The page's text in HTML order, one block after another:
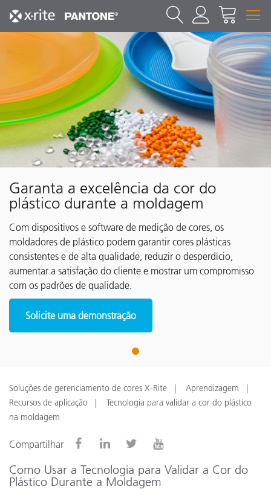
Garanta a excelência da cor do
plástico durante a moldagem
Com dispositivos e software de medição de cores, os
moldadores de plástico podem garantir cores plásticas
consistentes e de alta qualidade, reduzir o desperdício,
aumentar a satisfação do cliente e mostrar um compromisso
com os padrões de qualidade.
Solicite uma demonstração
1
Soluções de gerenciamento de cores X-Rite
Aprendizagem
Recursos de aplicação
Tecnologia para validar a cor do plástico
na moldagem
Compartilhar
Como Usar a Tecnologia para Validar a Cor do
Plástico Durante a Moldagem